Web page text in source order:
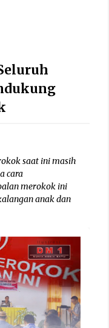
saat ini masih
cara
merokok ini
anak dan